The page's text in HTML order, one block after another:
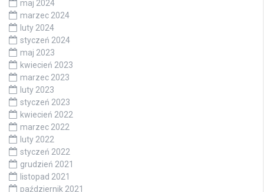
maj 2024
marzec 2024
luty 2024
styczeń 2024
maj 2023
kwiecień 2023
marzec 2023
luty 2023
styczeń 2023
kwiecień 2022
marzec 2022
luty 2022
styczeń 2022
grudzień 2021
listopad 2021
październik 2021